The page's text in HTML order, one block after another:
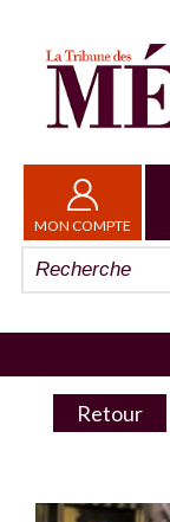
MON COMPTE
Retour